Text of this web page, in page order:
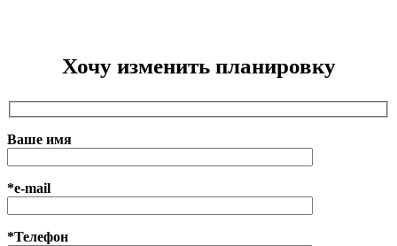
Хочу изменить планировку
Ваше имя
*e-mail
*Телефон